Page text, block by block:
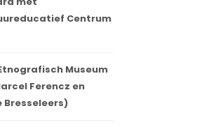
Centrum
Etnografisch Museum
Ferencz en
Bresseleers)